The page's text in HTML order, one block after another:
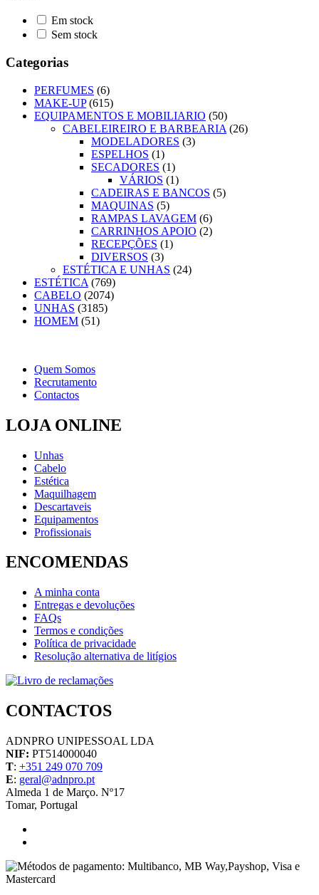
Em stock
Sem stock
Categorias
PERFUMES (6)
MAKE-UP (615)
EQUIPAMENTOS E MOBILIARIO (50)
CABELEIREIRO E BARBEARIA (26)
MODELADORES (3)
ESPELHOS (1)
SECADORES (1)
VÁRIOS (1)
CADEIRAS E BANCOS (5)
MAQUINAS (5)
RAMPAS LAVAGEM (6)
CARRINHOS APOIO (2)
RECEPÇÕES (1)
DIVERSOS (3)
ESTÉTICA E UNHAS (24)
ESTÉTICA (769)
CABELO (2074)
UNHAS (3185)
HOMEM (51)
Quem Somos
Recrutamento
Contactos
LOJA ONLINE
Unhas
Cabelo
Estética
Maquilhagem
Descartaveis
Equipamentos
Profissionais
ENCOMENDAS
A minha conta
Entregas e devoluções
FAQs
Termos e condições
Política de privacidade
Resolução alternativa de litígios
CONTACTOS
ADNPRO UNIPESSOAL LDA
NIF: PT514000040
T: +351 249 070 709
E: geral@adnpro.pt
Almeda 1 de Março. Nº17
Tomar, Portugal